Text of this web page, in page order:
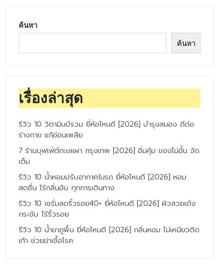
ค้นหา
ค้นหา
เรื่องล่าสุด
รีวิว 10 วิตามินบีรวม ยี่ห้อไหนดี [2026] บำรุงสมอง ดีต่อ
ร่างกาย แก้อ่อนเพลีย
7 ร้านบุฟเฟ่ต์ทะเลเผา กรุงเทพ [2026] อิ่มคุ้ม ของไม่อั้น จัด
เต็ม
รีวิว 10 น้ำหอมปรับอากาศในรถ ยี่ห้อไหนดี [2026] หอม
สดชื่น ไร้กลิ่นอับ ทุกการเดินทาง
รีวิว 10 เซรั่มลดริ้วรอย40+ ยี่ห้อไหนดี [2026] ผิวสวยเด้ง
กระชับ ไร้ริ้วรอย
รีวิว 10 น้ำยาถูพื้น ยี่ห้อไหนดี [2026] กลิ่นหอม ไม่เหนียวติด
เท้า ช่วยฆ่าเชื้อโรค